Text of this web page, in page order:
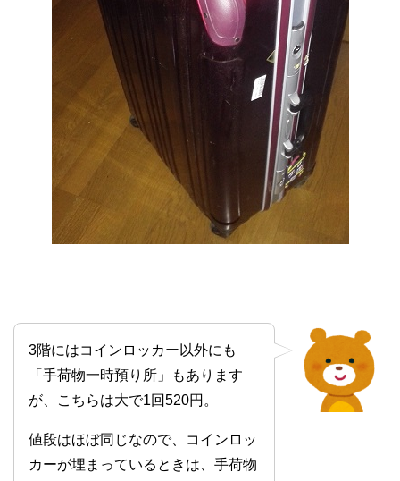
3階にはコインロッカー以外にも
「手荷物一時預り所」もあります
が、こちらは大で1回520円。
値段はほぼ同じなので、コインロッ
カーが埋まっているときは、手荷物